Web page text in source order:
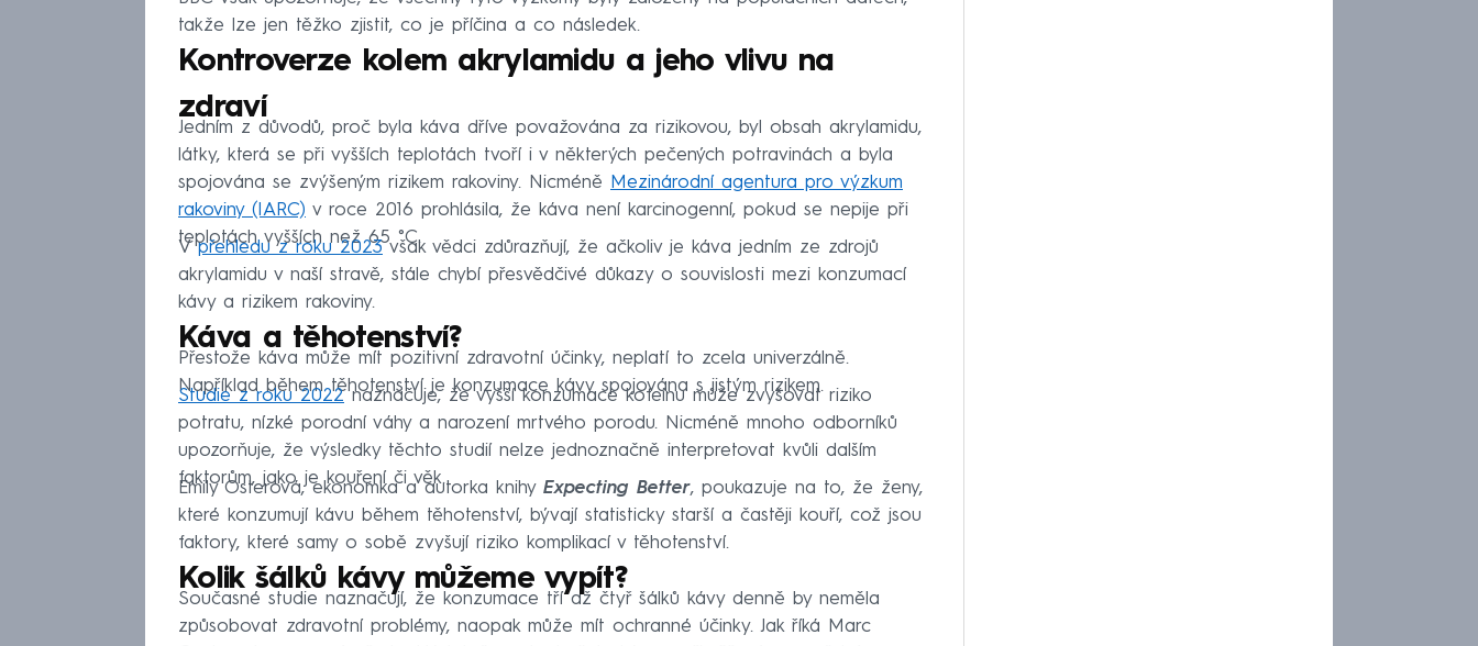
takže lze jen těžko zjistit, co je příčina a co následek.
Kontroverze kolem akrylamidu a jeho vlivu na
zdraví
Jedním z důvodů, proč byla káva dříve považována za rizikovou, byl obsah akrylamidu,
látky, která se při vyšších teplotách tvoří i v některých pečených potravinách a byla
spojována se zvýšeným rizikem rakoviny. Nicméně
Mezinárodní agentura pro výzkum
rakoviny (IARC) v roce 2016 prohlásila, že káva není karcinogenní, pokud se nepije při
teplotách vyšších než 65 °C.
Vpřehledu z roku 2023však vědci zdůrazňují, že ačkoliv je káva jedním ze zdrojů
akrylamidu v naší stravě, stále chybí přesvědčivé důkazy o souvislosti mezi konzumací
kávy a rizikem rakoviny.
Káva a těhotenství?
Přestože káva může mít pozitivní zdravotní účinky, neplatí to zcela univerzálně.
Například během těhotenství je konzumace kávy spojována s jistým rizikem.
Studie z roku 2022naznačuje, že vyšší konzumace kofeinu může zvyšovat riziko
potratu, nízké porodní váhy a narození mrtvého porodu. Nicméně mnoho odborníků
upozorňuje, že výsledky těchto studií nelze jednoznačně interpretovat kvůli dalším
faktorům, jako je kouření či věk.
Emily Osterová, ekonomka a autorka knihy Expecting Better, poukazuje na to, že ženy,
které konzumují kávu během těhotenství, bývají statisticky starší a častěji kouří, což jsou
faktory, které samy o sobě zvyšují riziko komplikací v těhotenství.
Kolik šálků kávy můžeme vypít?
Současné studie naznačují, že konzumace tří až čtyř šálků kávy denně by neměla
způsobovat zdravotní problémy, naopak může mít ochranné účinky. Jak říká Marc